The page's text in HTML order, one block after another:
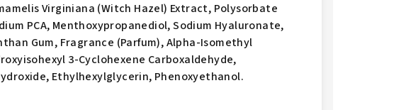
Virginiana (Witch Hazel) Extract, Polysorbate
PCA, Menthoxypropanediol, Sodium Hyaluronate,
Gum, Fragrance (Parfum), Alpha-Isomethyl
3-Cyclohexene Carboxaldehyde,
Ethylhexylglycerin, Phenoxyethanol.